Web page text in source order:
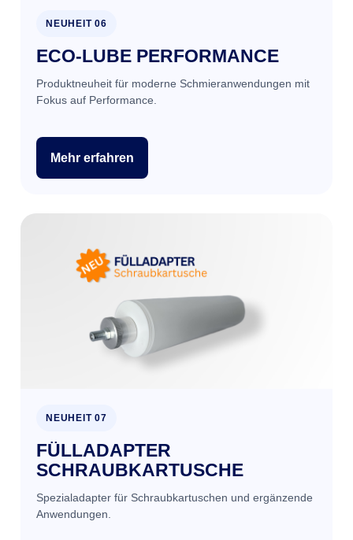
NEUHEIT 06
ECO-LUBE PERFORMANCE
Produktneuheit für moderne Schmieranwendungen mit
Fokus auf Performance.
Mehr erfahren
NEUHEIT 07
FÜLLADAPTER
SCHRAUBKARTUSCHE
Spezialadapter für Schraubkartuschen und ergänzende
Anwendungen.